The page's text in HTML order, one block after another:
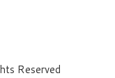
Reserved